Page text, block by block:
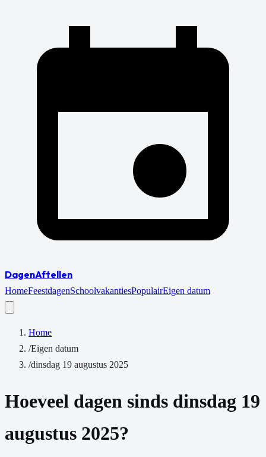
DagenAftellen
HomeFeestdagenSchoolvakantiesPopulairEigen datum
Home
/Eigen datum
/dinsdag 19 augustus 2025
Hoeveel dagen sinds dinsdag 19
augustus 2025?